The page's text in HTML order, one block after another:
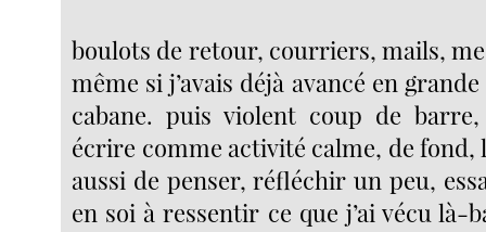
boulots de retour, courriers, mails,
même si j’avais déjà avancé en
cabane. puis violent coup de
écrire comme activité calme, de fond,
aussi de penser, réfléchir un peu,
en soi à ressentir ce que j’ai vécu là-